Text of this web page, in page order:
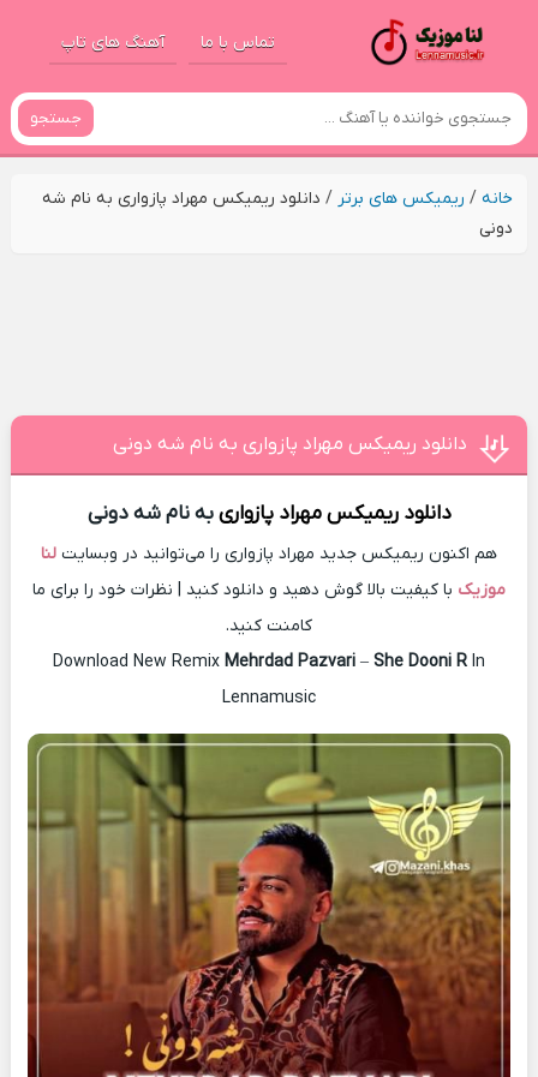
تماس با ما آهنگ های تاپ
جستجو
خانه/ ریمیکس های برتر / دانلود ریمیکس مهراد پازواری به نام شه
دونی
دانلود ریمیکس مهراد پازواری به نام شه دونی
دانلود ریمیکس مهراد پازواریبه نام شه دونی
هم اکنون ریمیکس جدید مهراد پازواری را می‌توانید در وبسایت لنا
موزیک با کیفیت بالا گوش دهید و دانلود کنید | نظرات خود را برای ما
کامنت کنید.
Download New Remix Mehrdad Pazvari – She Dooni R In
Lennamusic